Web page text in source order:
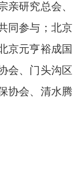
研究总会、
同参与；北京
京元亨裕成国
会、门头沟区
协会、清水腾